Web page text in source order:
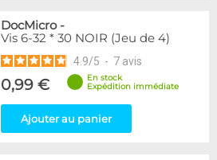
DocMicro-
Vis 6-32 * 30 NOIR (Jeu de 4)
4.9/5 - 7 avis
0,99 €
En stock
Expédition immédiate
Ajouter au panier